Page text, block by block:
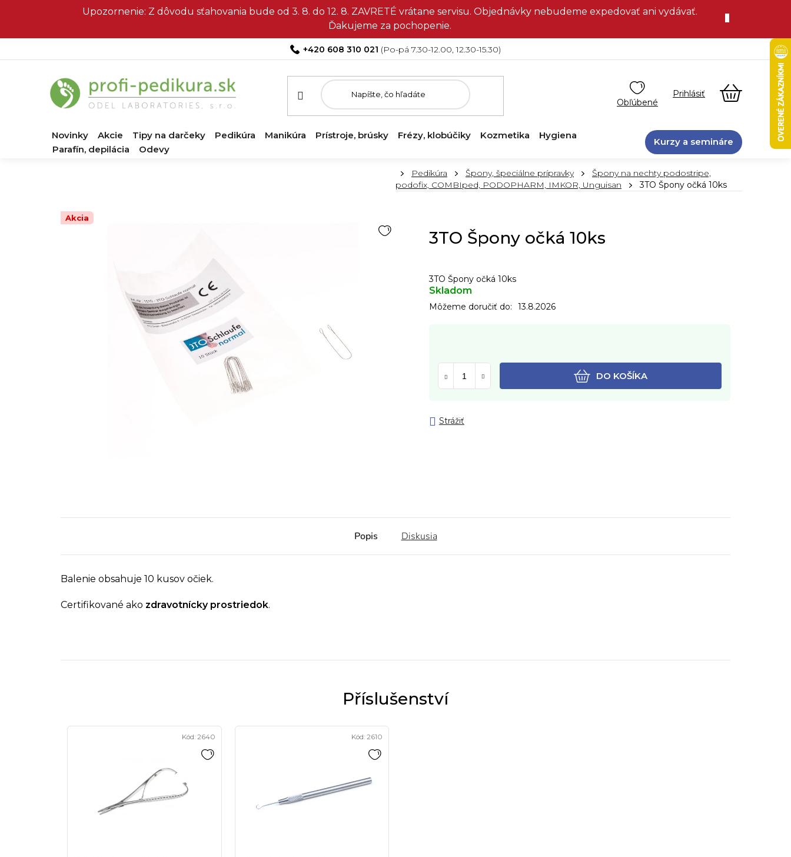
Upozornenie: Z dôvodu sťahovania bude od 3. 8. do 12. 8. ZAVRETÉ vrátane servisu. Objednávky nebudeme expedovať ani vydávať.
Ďakujeme za pochopenie.
+420 608 310 021
NÁKUPNÝ
KOŠÍK
Novinky Akcie Tipy na darčeky Pedikúra Manikúra Prístroje, brúsky Frézy, klobúčiky Kozmetika
Hygiena
Parafín, depilácia
Odevy
Kurzy a semináre
DomovPedikúra Špony, špeciálne prípravky
Špony na nechty podostripe,
podofix, COMBIped, PODOPHARM, IMKOR, Unguisan
3TO Špony očká 10ks
3TO Špony očká 10ks
3TO Špony očká 10ks
Skladom
Môžeme doručiť do: 13.8.2026
DO KOŠÍKA
Strážiť
Akcia
Popis Diskusia
Balenie obsahuje 10 kusov očiek.
Certifikované ako zdravotnícky prostriedok.
Kód: 2640 Kód: 2610